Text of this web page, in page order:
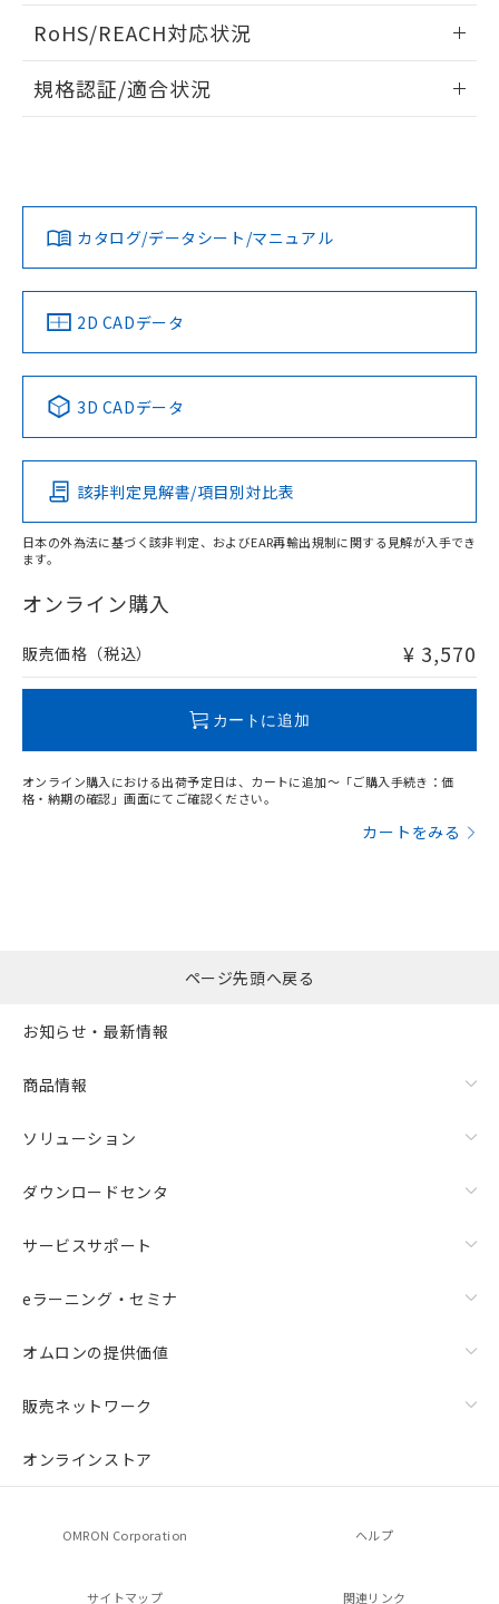
ドすることができます。
ログイン/会員登録
ダウンロードデータをご利用いただく前に、以下を必ずお読
みください。
ソフトウェアの使用条件
RoHS/REACH対応状況
EU RoHS 注意事項・凡例
対応済み
中国 RoHS 注意事項・凡例
Pb Hg Cd Cr(VI)
O
在庫等で未対応品が混在する可能性があります。
問い合わせください。
規格認証/適合状況
カタログ/データシート/マニュアル
2D CADデータ
3D CADデータ
該非判定見解書/項目別対比表
日本の外為法に基づく該非判定、およびEAR再輸出規制に関する見解が入手でき
ます。
オンライン購入
販売価格（税込） ¥ 3,570
カートに追加
オンライン購入における出荷予定日は、カートに追加～「ご購入手続き：価
格・納期の確認」画面にてご確認ください。
カートをみる
ページ先頭へ戻る
お知らせ・最新情報
商品情報
ソリューション
ダウンロードセンタ
サービスサポート
eラーニング・セミナ
オムロンの提供価値
販売ネットワーク
オンラインストア
OMRON Corporation ヘルプ
サイトマップ 関連リンク